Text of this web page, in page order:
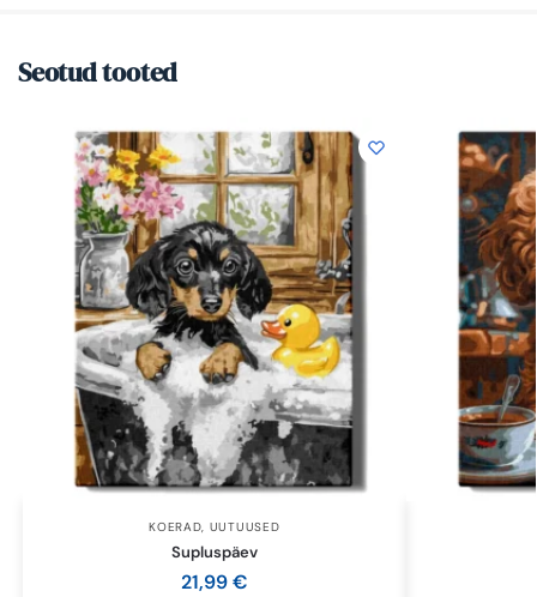
Seotud tooted
KOERAD, UUTUUSED
Supluspäev
21,99€